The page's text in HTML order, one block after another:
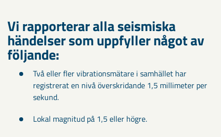
Vi rapporterar alla seismiska
händelser som uppfyller något av
följande:
Två eller fler vibrationsmätare i samhället har
registrerat en nivå överskridande 1,5 millimeter per
sekund.
Lokal magnitud på 1,5 eller högre.